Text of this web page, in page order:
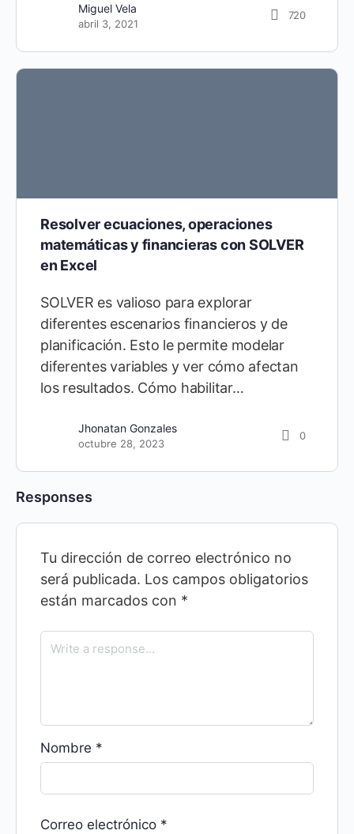
Miguel Vela
abril 3, 2021
720
Resolver ecuaciones, operaciones
matemáticas y financieras con SOLVER
en Excel
SOLVER es valioso para explorar
diferentes escenarios financieros y de
planificación. Esto le permite modelar
diferentes variables y ver cómo afectan
los resultados. Cómo habilitar…
Jhonatan Gonzales
octubre 28, 2023
0
Responses
Tu dirección de correo electrónico no
será publicada. Los campos obligatorios
están marcados con *
Nombre *
Correo electrónico *